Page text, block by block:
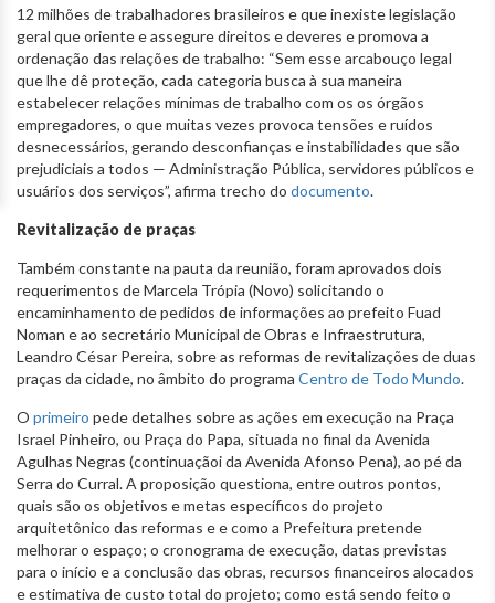
12 milhões de trabalhadores brasileiros e que inexiste legislação
geral que oriente e assegure direitos e deveres e promova a
ordenação das relações de trabalho: “Sem esse arcabouço legal
que lhe dê proteção, cada categoria busca à sua maneira
estabelecer relações mínimas de trabalho com os os órgãos
empregadores, o que muitas vezes provoca tensões e ruídos
desnecessários, gerando desconfianças e instabilidades que são
prejudiciais a todos — Administração Pública, servidores públicos e
usuários dos serviços”, afirma trecho do documento.
Revitalização de praças
Também constante na pauta da reunião, foram aprovados dois
requerimentos de Marcela Trópia (Novo) solicitando o
encaminhamento de pedidos de informações ao prefeito Fuad
Noman e ao secretário Municipal de Obras e Infraestrutura,
Leandro César Pereira, sobre as reformas de revitalizações de duas
praças da cidade, no âmbito do programa Centro de Todo Mundo.
O primeiro pede detalhes sobre as ações em execução na Praça
Israel Pinheiro, ou Praça do Papa, situada no final da Avenida
Agulhas Negras (continuaçãoi da Avenida Afonso Pena), ao pé da
Serra do Curral. A proposição questiona, entre outros pontos,
quais são os objetivos e metas específicos do projeto
arquitetônico das reformas e e como a Prefeitura pretende
melhorar o espaço; o cronograma de execução, datas previstas
para o início e a conclusão das obras, recursos financeiros alocados
e estimativa de custo total do projeto; como está sendo feito o